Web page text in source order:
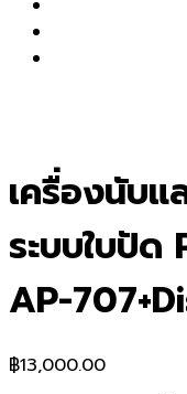
เครื่องนับแ
ระบบใบปัด
AP-
฿13,000.00